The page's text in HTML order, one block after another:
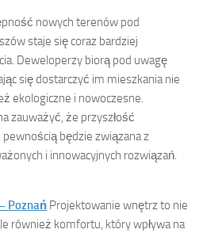
nowych terenów pod
staje się coraz bardziej
Deweloperzy biorą pod uwagę
się dostarczyć im mieszkania nie
ekologiczne i nowoczesne.
zauważyć, że przyszłość
będzie związana z
i innowacyjnych rozwiązań.
Poznań Projektowanie wnętrz to nie
również komfortu, który wpływa na